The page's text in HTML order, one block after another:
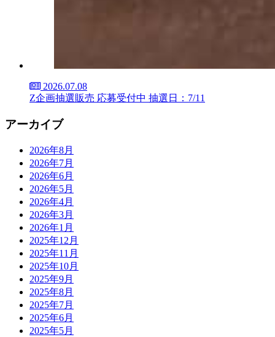
2026.07.08
Z企画抽選販売 応募受付中 抽選日：7/11
アーカイブ
2026年8月
2026年7月
2026年6月
2026年5月
2026年4月
2026年3月
2026年1月
2025年12月
2025年11月
2025年10月
2025年9月
2025年8月
2025年7月
2025年6月
2025年5月